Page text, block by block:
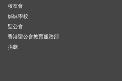
校友會
姊妹學校
聖公會
香港聖公會教育服務部
捐獻